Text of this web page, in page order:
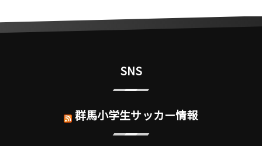
SNS
群馬小学生サッカー情報